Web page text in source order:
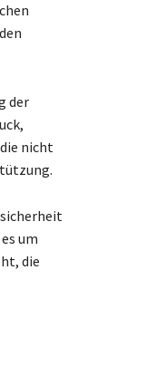
der
nicht
um
die